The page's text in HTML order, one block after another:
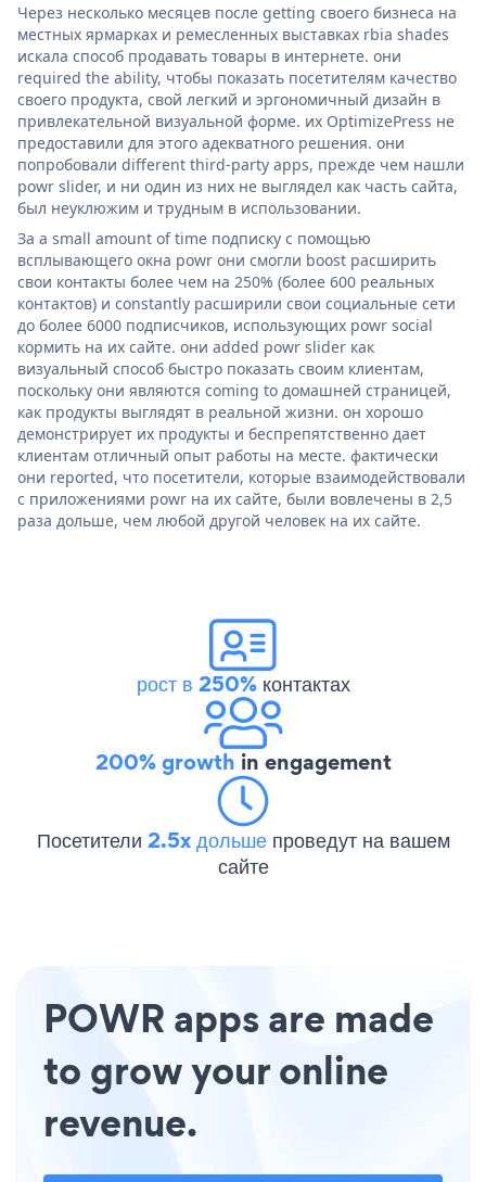
Через несколько месяцев после getting своего бизнеса на
местных ярмарках и ремесленных выставках rbia shades
искала способ продавать товары в интернете. они
required the ability, чтобы показать посетителям качество
своего продукта, свой легкий и эргономичный дизайн в
привлекательной визуальной форме. их OptimizePress не
предоставили для этого адекватного решения. они
попробовали different third-party apps, прежде чем нашли
powr slider, и ни один из них не выглядел как часть сайта,
был неуклюжим и трудным в использовании.
За a small amount of time подписку с помощью
всплывающего окна powr они смогли boost расширить
свои контакты более чем на 250% (более 600 реальных
контактов) и constantly расширили свои социальные сети
до более 6000 подписчиков, использующих powr social
кормить на их сайте. они added powr slider как
визуальный способ быстро показать своим клиентам,
поскольку они являются coming to домашней страницей,
как продукты выглядят в реальной жизни. он хорошо
демонстрирует их продукты и беспрепятственно дает
клиентам отличный опыт работы на месте. фактически
они reported, что посетители, которые взаимодействовали
с приложениями powr на их сайте, были вовлечены в 2,5
раза дольше, чем любой другой человек на их сайте.
рост в 250%контактах
200% growth in engagement
Посетители 2.5x дольше проведут на вашем
сайте
POWR apps are made
to grow your online
revenue.